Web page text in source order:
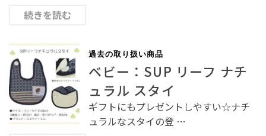
続きを読む
過去の取り扱い商品
ベビー：SUP リーフ ナチ
ュラル スタイ
ギフトにもプレゼントしやすい☆ナチ
ュラルなスタイの登 …